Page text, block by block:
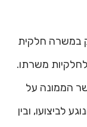
המועסק במשרה חלקית
משרתו.
השר הממונה על
לביצועו, ובין